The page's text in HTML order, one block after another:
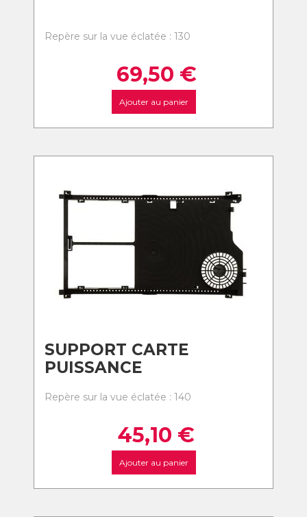
Repère sur la vue éclatée : 130
69,50 €
Ajouter au panier
SUPPORT CARTE
PUISSANCE
Repère sur la vue éclatée : 140
45,10 €
Ajouter au panier